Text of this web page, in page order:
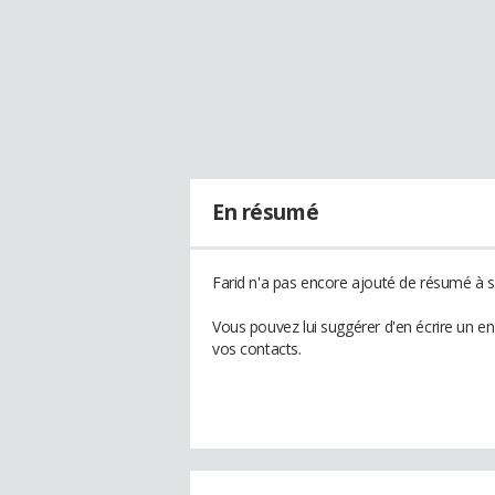
En résumé
Farid n'a pas encore ajouté de résumé à
Vous pouvez lui suggérer d'en écrire un
vos contacts.